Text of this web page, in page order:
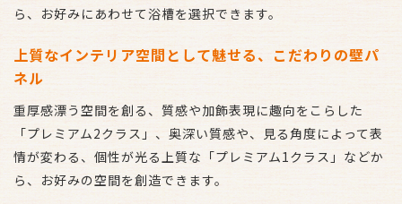
ら、お好みにあわせて浴槽を選択できます。
上質なインテリア空間として魅せる、こだわりの壁パ
ネル
重厚感漂う空間を創る、質感や加飾表現に趣向をこらした
「プレミアム2クラス」、奥深い質感や、見る角度によって表
情が変わる、個性が光る上質な「プレミアム1クラス」などか
ら、お好みの空間を創造できます。